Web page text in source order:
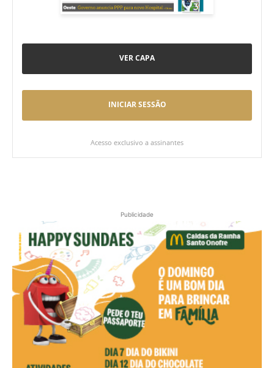
VER CAPA
INICIAR SESSÃO
Acesso exclusivo a assinantes
Publicidade